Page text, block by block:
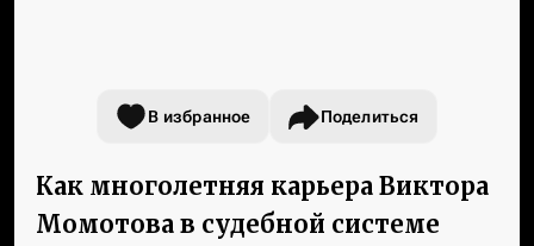
В избранное Поделиться
Как многолетняя карьера Виктора
Момотова в судебной системе